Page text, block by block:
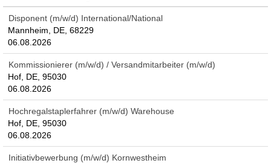
Disponent (m/w/d) International/National
Mannheim, DE, 68229
06.08.2026
Kommissionierer (m/w/d) / Versandmitarbeiter (m/w/d)
Hof, DE, 95030
06.08.2026
Hochregalstaplerfahrer (m/w/d) Warehouse
Hof, DE, 95030
06.08.2026
Initiativbewerbung (m/w/d) Kornwestheim